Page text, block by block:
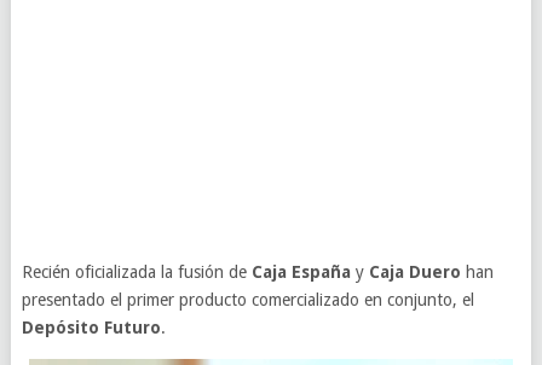
Recién oficializada la fusión de Caja España y Caja Duero han
presentado el primer producto comercializado en conjunto, el
Depósito Futuro.